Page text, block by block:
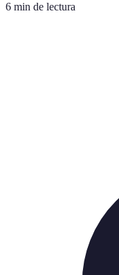
6 min de lectura